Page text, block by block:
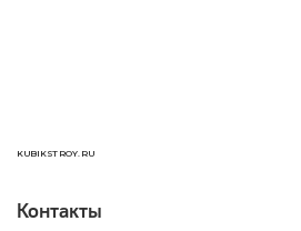
KUBIKSTROY.RU
Контакты